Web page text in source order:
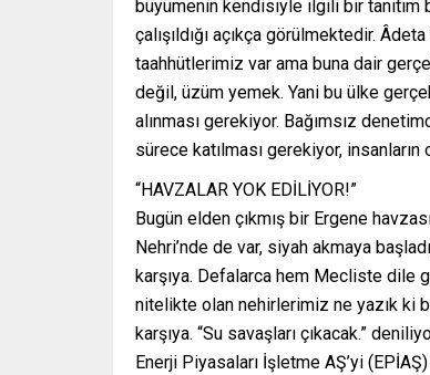
büyümenin kendisiyle ilgili bir
çalışıldığı açıkça görülmektedir.
taahhütlerimiz var ama buna dair
değil, üzüm yemek. Yani bu ülke
alınması gerekiyor. Bağımsız
sürece katılması gerekiyor, insanların
“HAVZALAR YOK EDİLİYOR!”
Bugün elden çıkmış bir Ergene
Nehri’nde de var, siyah akmaya
karşıya. Defalarca hem Mecliste dile
nitelikte olan nehirlerimiz ne yazık ki
karşıya. “Su savaşları çıkacak.”
Enerji Piyasaları İşletme AŞ’yi